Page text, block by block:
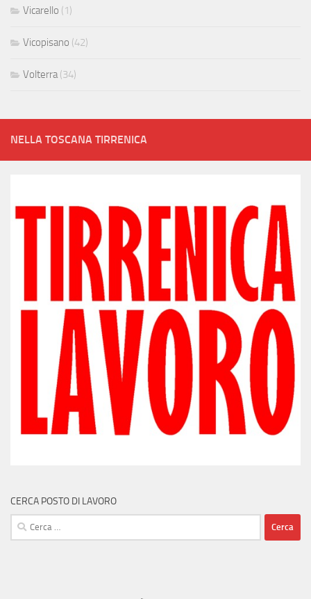
Vicarello (1)
Vicopisano (42)
Volterra (34)
NELLA TOSCANA TIRRENICA
CERCA POSTO DI LAVORO
Ricerca
per: